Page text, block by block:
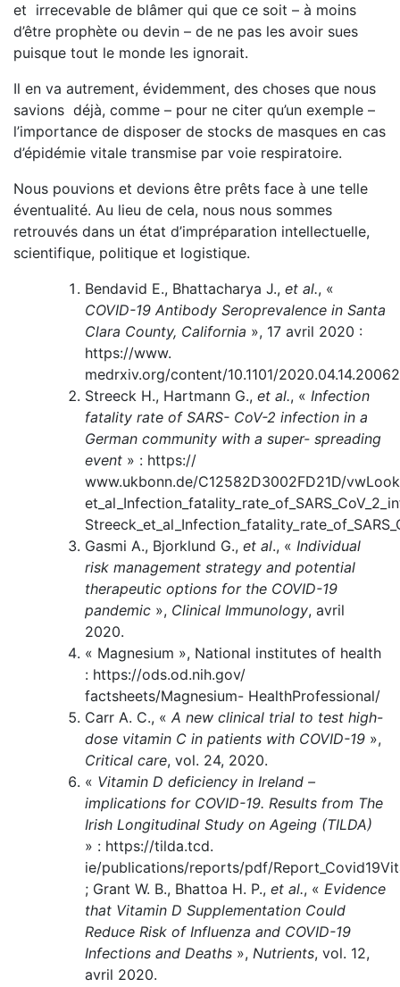
et irrecevable de blâmer qui que ce soit – à moins
d’être prophète ou devin – de ne pas les avoir sues
puisque tout le monde les ignorait.
Il en va autrement, évidemment, des choses que nous
savions déjà, comme – pour ne citer qu’un exemple –
l’importance de disposer de stocks de masques en cas
d’épidémie vitale transmise par voie respiratoire.
Nous pouvions et devions être prêts face à une telle
éven­tualité. Au lieu de cela, nous nous sommes
retrouvés dans un état d’impréparation intellectuelle,
scientifique, politique et logistique.
Bendavid E., Bhattacharya J., et al., «
COVID-19 Antibody Sero­prevalence in Santa
Clara County, California », 17 avril 2020 :
https://www.
medrxiv.org/content/10.1101/
Streeck H., Hartmann G., et al., « Infection
fatality rate of SARS- CoV-2 infection in a
German community with a super- spreading
event » : https://
www.ukbonn.de/C12582D3002FD21D/
Gasmi A., Bjorklund G., et al., « Individual
risk management strategy and potential
therapeutic options for the COVID-19
pandemic », Clinical Immunol­ogy, avril
2020.
« Magnesium », National institutes of health
: https://ods.od.nih.gov/
factsheets/Magnesium- HealthProfessional/
Carr A. C., « A new clinical trial to test high-
dose vitamin C in patients with COVID-19 »,
Critical care, vol. 24, 2020.
« Vitamin D deficiency in Ireland –
implications for COVID-19. Results from The
Irish Longitudinal Study on Ageing (TILDA)
» : https://tilda.tcd.
ie/publications/reports/pdf/
; Grant W. B., Bhattoa H. P., et al., « Evidence
that Vitamin D Supplementation Could
Reduce Risk of Influenza and COVID-19
Infections and Deaths », Nutrients, vol. 12,
avril 2020.